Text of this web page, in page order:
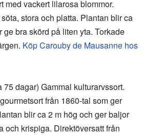
med vackert lilarosa blommor.
stora och platta. Plantan blir ca
ge bra skörd på liten yta. Torkade
Köp Carouby de Mausanne hos
75 dagar) Gammal kulturarvssort.
från 1860-tal som ger
blir ca 2 m hög och ger baljor
och krispiga. Direktöversatt från